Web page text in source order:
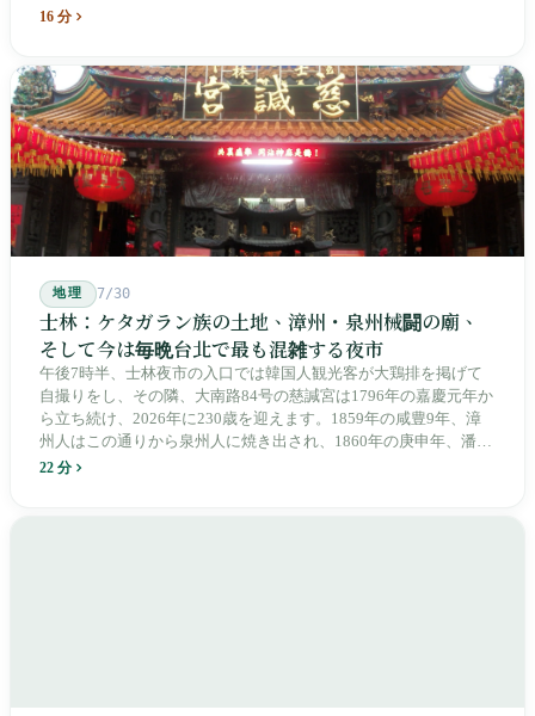
よって改名・改番されました。どの世代も前の世代の記録を脚注
治スローガン、そしてようやくプユマ・タロコの世代になって、
先住民族の地名が再びレールの上に敷き戻されたのです。
16 分
地理 7/30
士林：ケタガラン族の土地、漳州・泉州械闘の廟、
そして今は毎晩台北で最も混雑する夜市
午後7時半、士林夜市の入口では韓国人観光客が大鶏排を掲げて
自撮りをし、その隣、大南路84号の慈諴宮は1796年の嘉慶元年か
ら立ち続け、2026年に230歳を迎えます。1859年の咸豊9年、漳
州人はこの通りから泉州人に焼き出され、1860年の庚申年、潘永
清は下樹林に大東路・大南路・大西路・大北路という四本の整然
22 分